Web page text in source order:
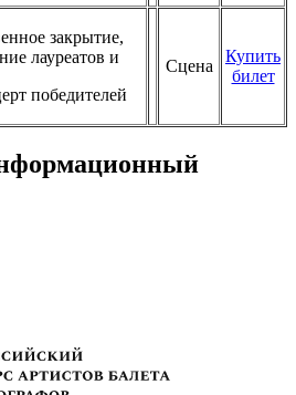
закрытие,
лауреатов и
победителей
Сцена
Купить
билет